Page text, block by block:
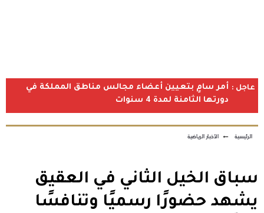
عاجل : أمر سامٍ بتعيين أعضاء مجالس مناطق المملكة في
دورتها الثامنة لمدة 4 سنوات
الرئيسية ← الأخبار الرياضية
سباق الخيل الثاني في العقيق
يشهد حضورًا رسميًا وتنافسًا